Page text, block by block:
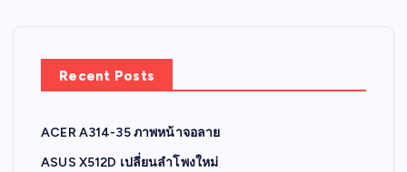
Recent Posts
ACER A314-35 ภาพหน้าจอลาย
ASUS X512D เปลี่ยนลำโพงใหม่